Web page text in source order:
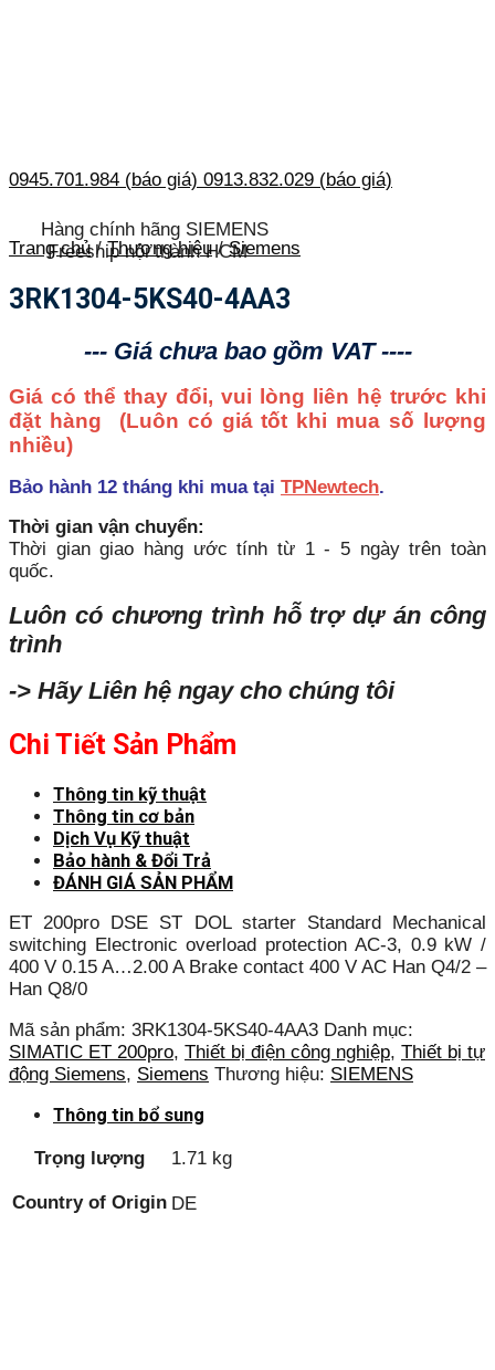
0945.701.984 (báo giá) 0913.832.029 (báo giá)
Hàng chính hãng SIEMENS
Freeship nội thành HCM
Trang chủ / Thương hiệu / Siemens
3RK1304-5KS40-4AA3
--- Giá chưa bao gồm VAT ----
Giá có thể thay đổi, vui lòng liên hệ trước khi
đặt hàng (Luôn có giá tốt khi mua số lượng
nhiều)
Bảo hành 12 tháng khi mua tại TPNewtech.
Thời gian vận chuyển:
Thời gian giao hàng ước tính từ 1 - 5 ngày trên toàn
quốc.
Luôn có chương trình hỗ trợ dự án công
trình
-> Hãy Liên hệ ngay cho chúng tôi
Chi Tiết Sản Phẩm
Thông tin kỹ thuật
Thông tin cơ bản
Dịch Vụ Kỹ thuật
Bảo hành & Đổi Trả
ĐÁNH GIÁ SẢN PHẨM
ET 200pro DSE ST DOL starter Standard Mechanical
switching Electronic overload protection AC-3, 0.9 kW /
400 V 0.15 A…2.00 A Brake contact 400 V AC Han Q4/2 –
Han Q8/0
Mã sản phẩm: 3RK1304-5KS40-4AA3 Danh mục:
SIMATIC ET 200pro, Thiết bị điện công nghiệp, Thiết bị tự
động Siemens, Siemens Thương hiệu: SIEMENS
Thông tin bổ sung
Trọng lượng 1.71 kg
Country of Origin DE